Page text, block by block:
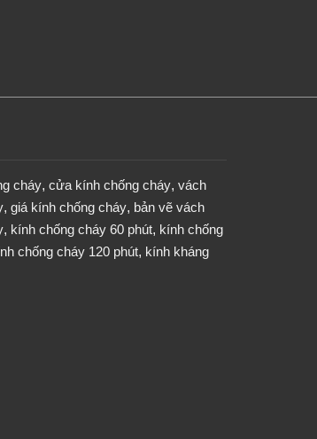
cháy, cửa kính chống cháy, vách
, giá kính chống cháy, bản vẽ vách
, kính chống cháy 60 phút, kính chống
chống cháy 120 phút, kính kháng